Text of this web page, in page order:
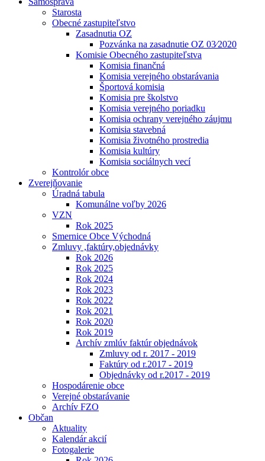
Starosta
Obecné zastupiteľstvo
Zasadnutia OZ
Pozvánka na zasadnutie OZ 03⁄2020
Komisie Obecného zastupiteľstva
Komisia finančná
Komisia verejného obstarávania
Športová komisia
Komisia pre školstvo
Komisia verejného poriadku
Komisia ochrany verejného záujmu
Komisia stavebná
Komisia životného prostredia
Komisia kultúry
Komisia sociálnych vecí
Kontrolór obce
Zverejňovanie
Úradná tabula
Komunálne voľby 2026
VZN
Rok 2025
Smernice Obce Východná
Zmluvy ,faktúry,objednávky
Rok 2026
Rok 2025
Rok 2024
Rok 2023
Rok 2022
Rok 2021
Rok 2020
Rok 2019
Archív zmlúv faktúr objednávok
Zmluvy od r. 2017 - 2019
Faktúry od r.2017 - 2019
Objednávky od r.2017 - 2019
Hospodárenie obce
Verejné obstarávanie
Archív FZO
Občan
Aktuality
Kalendár akcií
Fotogalerie